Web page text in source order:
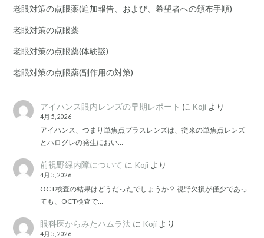
老眼対策の点眼薬(追加報告、および、希望者への頒布手順)
老眼対策の点眼薬
老眼対策の点眼薬(体験談)
老眼対策の点眼薬(副作用の対策)
アイハンス眼内レンズの早期レポート に Kojiより
4月 5, 2026
アイハンス、つまり単焦点プラスレンズは、従来の単焦点レンズ
とハログレの発生におい…
前視野緑内障について に Kojiより
4月 5, 2026
OCT検査の結果はどうだったでしょうか？ 視野欠損が僅少であっ
ても、OCT検査で…
眼科医からみたハムラ法に Kojiより
4月 5, 2026